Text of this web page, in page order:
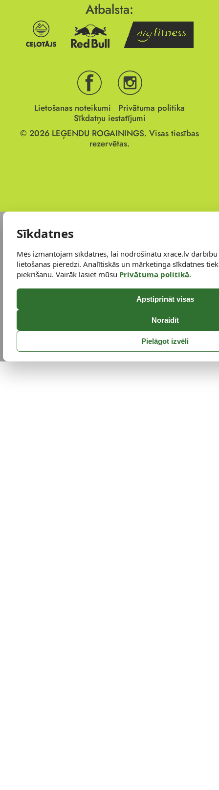
Atbalsta:
Lietošanas noteikumi
Privātuma politika
Sīkdatņu iestatījumi
© 2026 LEĢENDU ROGAININGS. Visas tiesības
rezervētas.
Sīkdatnes
Mēs izmantojam sīkdatnes, lai nodrošinātu xrace.lv
lietošanas pieredzi. Analītiskās un mārketinga sīkdatnes
piekrišanu. Vairāk lasiet mūsu Privātuma politikā.
Apstiprināt visas
Noraidīt
Pielāgot izvēli